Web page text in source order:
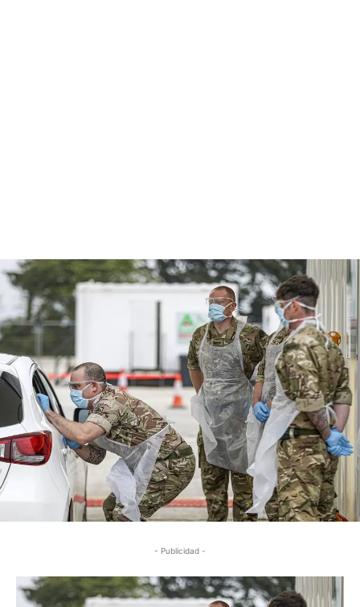
- Publicidad -